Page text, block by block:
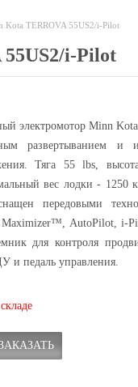
Kota TERROVA 55US2/i-Pilot
i-Pilot
электромотор Minn
развертыванием и
Тяга 55 lbs,
вес лодки - 1250
передовыми
AutoPilot, i-
для контроля
и педаль управления.